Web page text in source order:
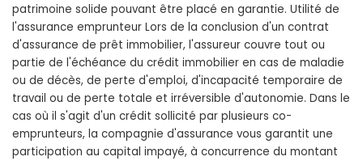
patrimoine solide pouvant être placé en garantie. Utilité de
l'assurance emprunteur Lors de la conclusion d'un contrat
d'assurance de prêt immobilier, l'assureur couvre tout ou
partie de l'échéance du crédit immobilier en cas de maladie
ou de décès, de perte d'emploi, d'incapacité temporaire de
travail ou de perte totale et irréversible d'autonomie. Dans le
cas où il s'agit d'un crédit sollicité par plusieurs co-
emprunteurs, la compagnie d'assurance vous garantit une
participation au capital impayé, à concurrence du montant